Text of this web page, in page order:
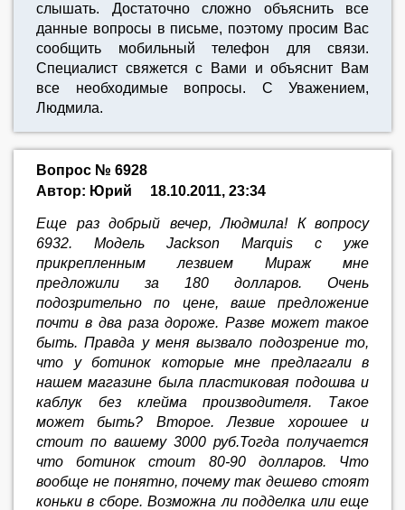
слышать. Достаточно сложно объяснить все
данные вопросы в письме, поэтому просим Вас
сообщить мобильный телефон для связи.
Специалист свяжется с Вами и объяснит Вам
все необходимые вопросы. С Уважением,
Людмила.
Вопрос № 6928
Автор: Юрий
18.10.2011, 23:34
Еще раз добрый вечер, Людмила! К вопросу
6932. Модель Jackson Marquis с уже
прикрепленным лезвием Мираж мне
предложили за 180 долларов. Очень
подозрительно по цене, ваше предложение
почти в два раза дороже. Разве может такое
быть. Правда у меня вызвало подозрение то,
что у ботинок которые мне предлагали в
нашем магазине была пластиковая подошва и
каблук без клейма производителя. Такое
может быть? Второе. Лезвие хорошее и
стоит по вашему 3000 руб.Тогда получается
что ботинок стоит 80-90 долларов. Что
вообще не понятно, почему так дешево стоят
коньки в сборе. Возможна ли подделка или еще